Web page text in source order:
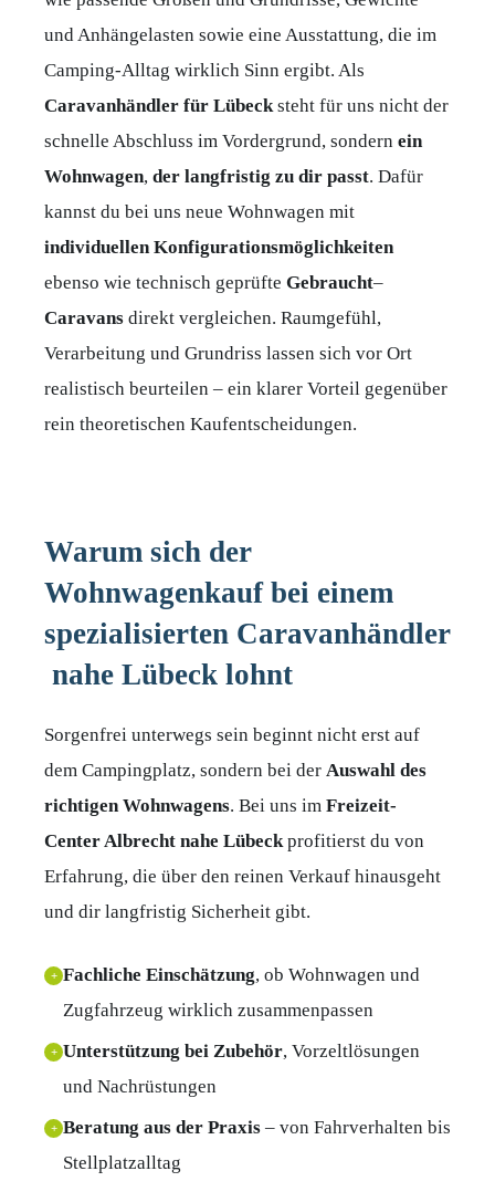
und Anhängelasten sowie eine Ausstattung, die im
Camping-Alltag wirklich Sinn ergibt. Als
Caravanhändler für Lübecksteht für uns nicht der
schnelle Abschluss im Vordergrund, sondern ein
Wohnwagen, der langfristig zu dir passt. Dafür
kannst du bei uns neue Wohnwagen mit
individuellen Konfigurationsmöglichkeiten
ebenso wie technisch geprüfte Gebraucht–
Caravans direkt vergleichen. Raumgefühl,
Verarbeitung und Grundriss lassen sich vor Ort
realistisch beurteilen – ein klarer Vorteil gegenüber
rein theoretischen Kaufentscheidungen.
Warum sich der
Wohnwagenkauf bei einem
spezialisierten Caravanhändler
nahe Lübeck lohnt
Sorgenfrei unterwegs sein beginnt nicht erst auf
dem Campingplatz, sondern bei der Auswahl des
richtigen Wohnwagens. Bei uns im Freizeit-
Center Albrecht nahe Lübeck profitierst du von
Erfahrung, die über den reinen Verkauf hinausgeht
und dir langfristig Sicherheit gibt.
+ Fachliche Einschätzung, ob Wohnwagen und
Zugfahrzeug wirklich zusammenpassen
+ Unterstützung bei Zubehör, Vorzeltlösungen
und Nachrüstungen
+ Beratung aus der Praxis – von Fahrverhalten bis
Stellplatzalltag